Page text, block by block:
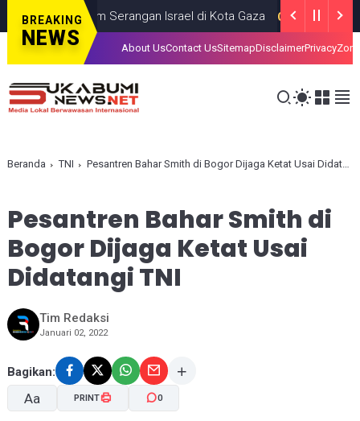
BREAKING
NEWS
dalam Serangan Israel di Kota Gaza GAZA JULY 19, 2026
About UsContact UsSitemapDisclaimerPrivacy
Beranda TNI Pesantren Bahar Smith di Bogor Dijaga Ketat Usai Didatangi TNI
Pesantren Bahar Smith di
Bogor Dijaga Ketat Usai
Didatangi TNI
Tim Redaksi
Januari 02, 2022
Bagikan:
Aa PRINT 0